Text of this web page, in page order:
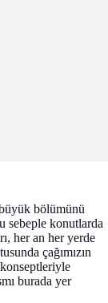
bölümünü
sebeple konutlarda
her an her yerde
çağımızın
burada yer